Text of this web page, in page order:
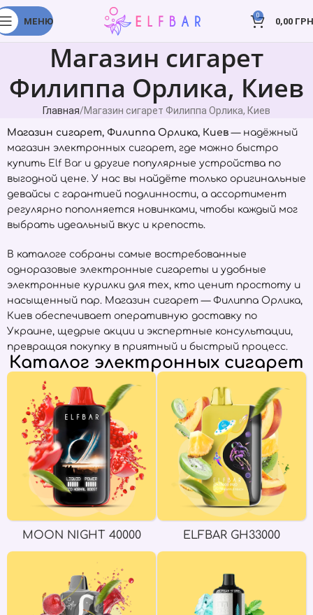
МЕНЮ
0
0,00
Магазин сигарет
Филиппа Орлика, Киев
Главная Магазин сигарет Филиппа Орлика, Киев
Магазин сигарет, Филиппа Орлика, Киев — надёжный
магазин электронных сигарет, где можно быстро
купить Elf Bar и другие популярные устройства по
выгодной цене. У нас вы найдёте только оригинальные
девайсы с гарантией подлинности, а ассортимент
регулярно пополняется новинками, чтобы каждый мог
выбрать идеальный вкус и крепость.
В каталоге собраны самые востребованные
одноразовые электронные сигареты и удобные
электронные курилки для тех, кто ценит простоту и
насыщенный пар. Магазин сигарет — Филиппа Орлика,
Киев обеспечивает оперативную доставку по
Украине, щедрые акции и экспертные консультации,
превращая покупку в приятный и быстрый процесс.
Каталог электронных сигарет
MOON NIGHT 40000 ELFBAR GH33000